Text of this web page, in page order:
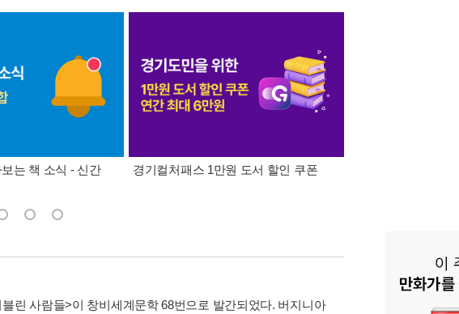
는 책 소식 - 신간
경기컬처패스 1만원 도서 할인 쿠폰
린 사람들>이 창비세계문학 68번으로 발간되었다. 버지니아